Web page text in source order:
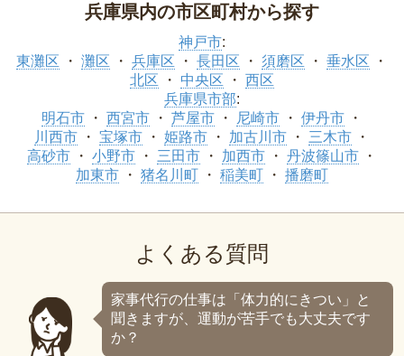
兵庫県内の市区町村から探す
神戸市:
東灘区
灘区 兵庫区 長田区 須磨区
垂水区
北区
中央区
西区
兵庫県市部:
明石市
西宮市 芦屋市 尼崎市
伊丹市
川西市
宝塚市 姫路市 加古川市
三木市
高砂市
小野市 三田市 加西市
丹波篠山市
加東市
猪名川町 稲美町 播磨町
よくある質問
家事代行の仕事は「体力的にきつい」と
聞きますが、運動が苦手でも大丈夫です
か？